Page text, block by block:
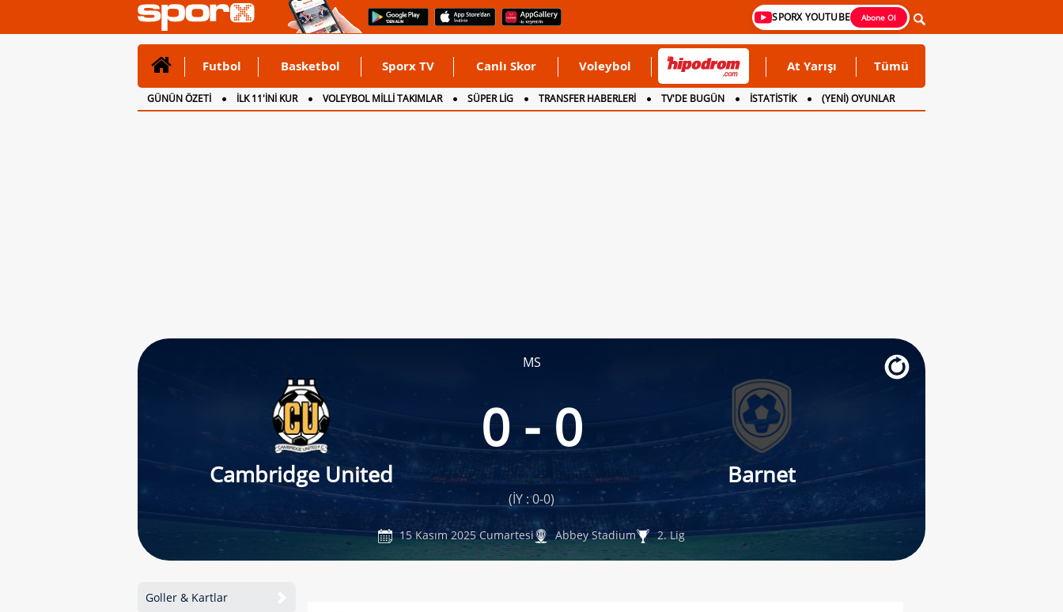
SPORX YOUTUBE Abone Ol
Futbol Basketbol Sporx TV Canlı Skor Voleybol At Yarışı Tümü
GÜNÜN ÖZETİ İLK 11'İNİ KUR VOLEYBOL MİLLİ TAKIMLAR SÜPER LİG TRANSFER HABERLERİ TV'DE BUGÜN İSTATİSTİK
(YENİ) OYUNLAR
CANLI ANLATIM
İNGİLTERE
MS
Cambridge United
0 - 0
Barnet
(İY : 0-0)
15 Kasım 2025 Cumartesi Abbey Stadium 2. Lig
Goller & Kartlar